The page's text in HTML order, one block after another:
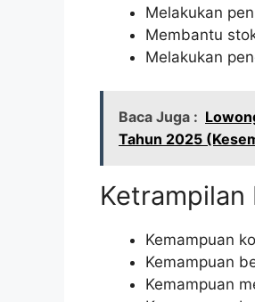
Melakukan
Membantu
Melakukan
Baca Juga :
Tahun 2025
Ketrampilan
Kemampuan
Kemampuan
Kemampuan